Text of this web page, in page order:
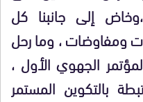
،وخاض إلى جانبنا كل
ومفاوضات ، وما رحل
الجهوي الأول ،
بالتكوين المستمر